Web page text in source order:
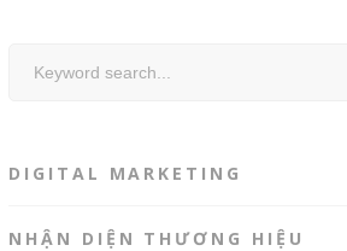
DIGITAL MARKETING
NHẬN DIỆN THƯƠNG HIỆU